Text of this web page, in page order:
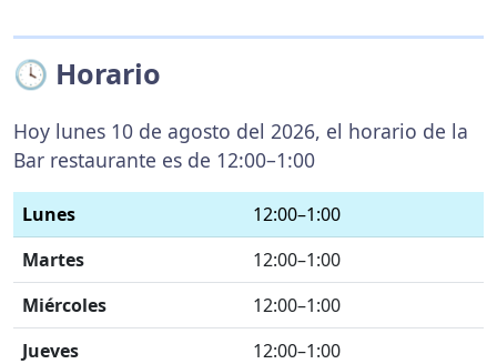
🕓 Horario
Hoy lunes 10 de agosto del 2026, el horario de la
Bar restaurante es de 12:00–1:00
Lunes
12:00–1:00
Martes
12:00–1:00
Miércoles
12:00–1:00
Jueves
12:00–1:00